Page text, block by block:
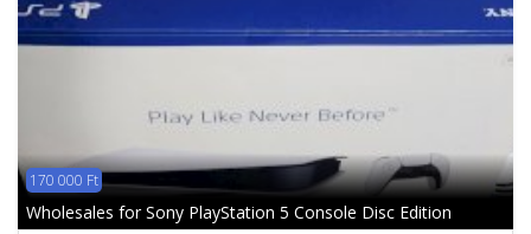
170 000 Ft
Wholesales for Sony PlayStation 5 Console Disc Edition